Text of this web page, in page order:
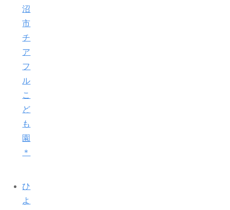
沼
市
チ
ア
フ
ル
こ
ど
も
園
＊
ひ
よ